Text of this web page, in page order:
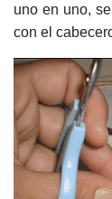
uno en uno,
con el